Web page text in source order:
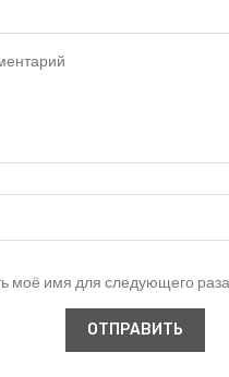
моё имя для следующего раза